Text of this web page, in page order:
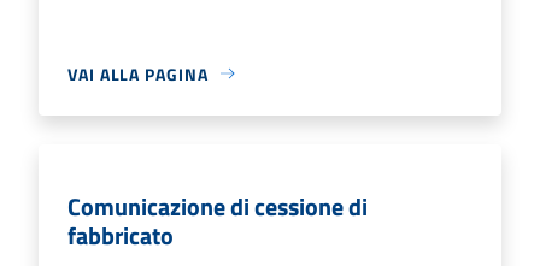
VAI ALLA PAGINA
Comunicazione di cessione di
fabbricato